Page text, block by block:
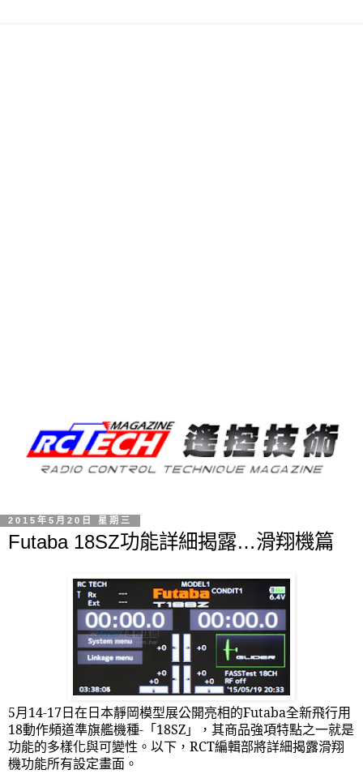
2015年5月20日 星期三
Futaba 18SZ功能詳細揭露…滑翔機篇
5月14-17日在日本靜岡模型展公開亮相的Futaba全新飛行用
18動作頻道準旗艦機種- 「18SZ」，其商品強項特點之一就是
功能的多樣化與可變性。以下， RCT編輯部將詳細揭露滑翔
機功能所有設定畫面。